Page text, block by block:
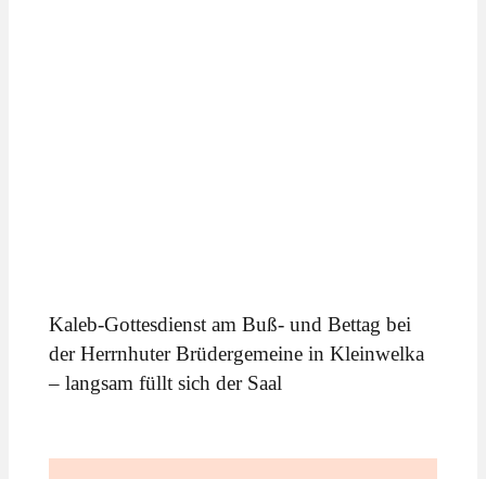
Kaleb-Gottesdienst am Buß- und Bettag bei
der Herrnhuter Brüdergemeine in Kleinwelka
– langsam füllt sich der Saal